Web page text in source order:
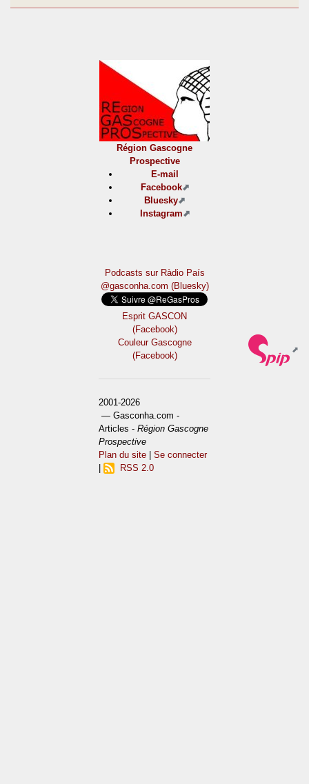
Région Gascogne
Prospective
E-mail
Facebook
Bluesky
Instagram
Podcasts sur Ràdio País
@gasconha.com (Bluesky)
Esprit GASCON
(Facebook)
Couleur Gascogne
(Facebook)
2001-2026
— Gasconha.com -
Articles -Région Gascogne
Prospective
Plan du site |Se connecter
RSS 2.0